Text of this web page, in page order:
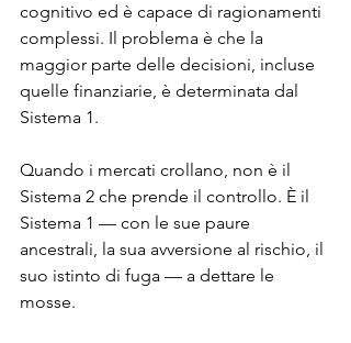
cognitivo ed è capace di ragionamenti
complessi. Il problema è che la
maggior parte delle decisioni, incluse
quelle finanziarie, è determinata dal
Sistema 1.
Quando i mercati crollano, non è il
Sistema 2 che prende il controllo. È il
Sistema 1 — con le sue paure
ancestrali, la sua avversione al rischio, il
suo istinto di fuga — a dettare le
mosse.